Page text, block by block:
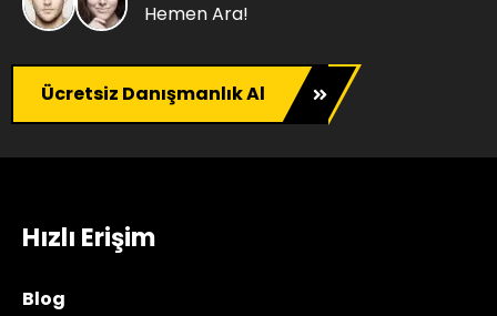
Hemen Ara!
Ücretsiz Danışmanlık Al
Hızlı Erişim
Blog